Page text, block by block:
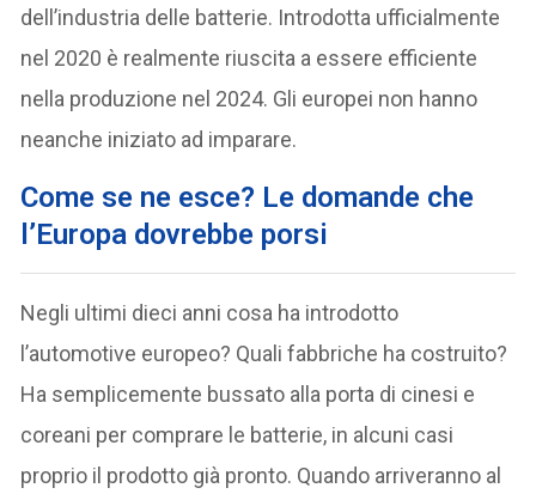
dell’industria delle batterie. Introdotta ufficialmente
nel 2020 è realmente riuscita a essere efficiente
nella produzione nel 2024. Gli europei non hanno
neanche iniziato ad imparare.
Come se ne esce? Le domande che
l’Europa dovrebbe porsi
Negli ultimi dieci anni cosa ha introdotto
l’automotive europeo? Quali fabbriche ha costruito?
Ha semplicemente bussato alla porta di cinesi e
coreani per comprare le batterie, in alcuni casi
proprio il prodotto già pronto. Quando arriveranno al